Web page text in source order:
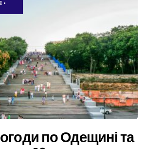
•
по Одещині та